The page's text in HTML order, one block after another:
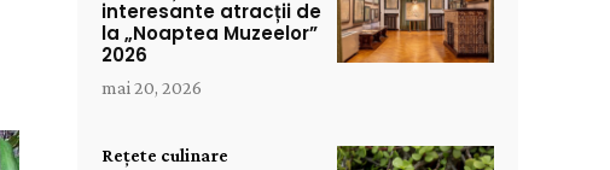
interesante atracții de
la „Noaptea Muzeelor”
2026
mai 20, 2026
Rețete culinare